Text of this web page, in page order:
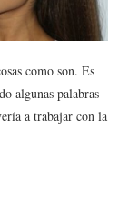
como son. Es
algunas palabras
a trabajar con la